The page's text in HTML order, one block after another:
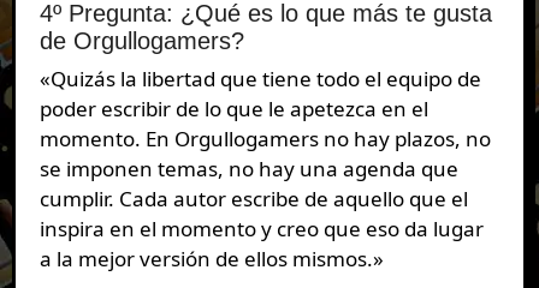
4º Pregunta: ¿Qué es lo que más te gusta
de Orgullogamers?
«Quizás la libertad que tiene todo el equipo de
poder escribir de lo que le apetezca en el
momento. En Orgullogamers no hay plazos, no
se imponen temas, no hay una agenda que
cumplir. Cada autor escribe de aquello que el
inspira en el momento y creo que eso da lugar
a la mejor versión de ellos mismos.»